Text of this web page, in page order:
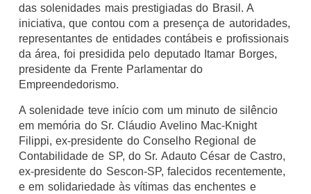
das solenidades mais prestigiadas do Brasil. A
iniciativa, que contou com a presença de autoridades,
representantes de entidades contábeis e profissionais
da área, foi presidida pelo deputado Itamar Borges,
presidente da Frente Parlamentar do
Empreendedorismo.
A solenidade teve início com um minuto de silêncio
em memória do Sr. Cláudio Avelino Mac-Knight
Filippi, ex-presidente do Conselho Regional de
Contabilidade de SP, do Sr. Adauto César de Castro,
ex-presidente do Sescon-SP, falecidos recentemente,
e em solidariedade às vítimas das enchentes e